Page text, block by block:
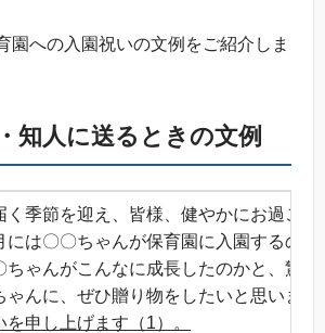
園への入園祝いの文例をご紹介しま
知人に送るときの文例
季節を迎え、皆様、健やかにお過ごし
は〇〇ちゃんが保育園に入園するの
ゃんがこんなに成長したのかと、驚
んに、ぜひ贈り物をしたいと思いま
を申し上げます（1）。